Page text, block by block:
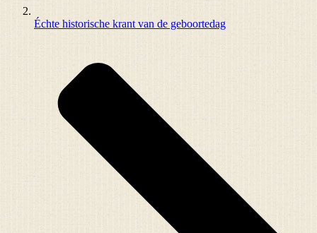
Échte historische krant van de geboortedag